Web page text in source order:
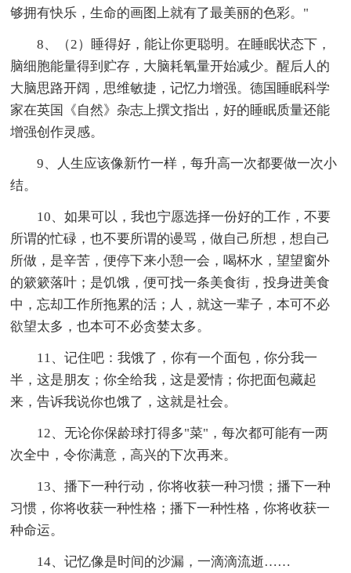
够拥有快乐，生命的画图上就有了最美丽的色彩。"
8、（2）睡得好，能让你更聪明。在睡眠状态下，
脑细胞能量得到贮存，大脑耗氧量开始减少。醒后人的
大脑思路开阔，思维敏捷，记忆力增强。德国睡眠科学
家在英国《自然》杂志上撰文指出，好的睡眠质量还能
增强创作灵感。
9、人生应该像新竹一样，每升高一次都要做一次小
结。
10、如果可以，我也宁愿选择一份好的工作，不要
所谓的忙碌，也不要所谓的谩骂，做自己所想，想自己
所做，是辛苦，便停下来小憩一会，喝杯水，望望窗外
的簌簌落叶；是饥饿，便可找一条美食街，投身进美食
中，忘却工作所拖累的活；人，就这一辈子，本可不必
欲望太多，也本可不必贪婪太多。
11、记住吧：我饿了，你有一个面包，你分我一
半，这是朋友；你全给我，这是爱情；你把面包藏起
来，告诉我说你也饿了，这就是社会。
12、无论你保龄球打得多"菜"，每次都可能有一两
次全中，令你满意，高兴的下次再来。
13、播下一种行动，你将收获一种习惯；播下一种
习惯，你将收获一种性格；播下一种性格，你将收获一
种命运。
14、记忆像是时间的沙漏，一滴滴流逝……